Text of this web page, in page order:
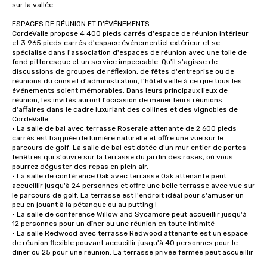
sur la vallée.
ESPACES DE RÉUNION ET D'ÉVÉNEMENTS
CordeValle propose 4 400 pieds carrés d'espace de réunion intérieur
et 3 965 pieds carrés d'espace événementiel extérieur et se
spécialise dans l'association d'espaces de réunion avec une toile de
fond pittoresque et un service impeccable. Qu'il s'agisse de
discussions de groupes de réflexion, de fêtes d'entreprise ou de
réunions du conseil d'administration, l'hôtel veille à ce que tous les
événements soient mémorables. Dans leurs principaux lieux de
réunion, les invités auront l'occasion de mener leurs réunions
d'affaires dans le cadre luxuriant des collines et des vignobles de
CordeValle.
• La salle de bal avec terrasse Roseraie attenante de 2 600 pieds
carrés est baignée de lumière naturelle et offre une vue sur le
parcours de golf. La salle de bal est dotée d'un mur entier de portes-
fenêtres qui s'ouvre sur la terrasse du jardin des roses, où vous
pourrez déguster des repas en plein air.
• La salle de conférence Oak avec terrasse Oak attenante peut
accueillir jusqu'à 24 personnes et offre une belle terrasse avec vue sur
le parcours de golf. La terrasse est l'endroit idéal pour s'amuser un
peu en jouant à la pétanque ou au putting !
• La salle de conférence Willow and Sycamore peut accueillir jusqu'à
12 personnes pour un dîner ou une réunion en toute intimité
• La salle Redwood avec terrasse Redwood attenante est un espace
de réunion flexible pouvant accueillir jusqu'à 40 personnes pour le
dîner ou 25 pour une réunion. La terrasse privée fermée peut accueillir